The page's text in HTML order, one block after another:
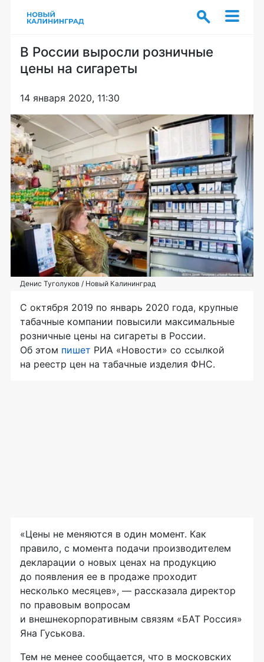
В России выросли розничные
цены на сигареты
14 января 2020, 11:30
Денис Туголуков / Новый Калининград
С октября 2019 по январь 2020 года, крупные
табачные компании повысили максимальные
розничные цены на сигареты в России.
Об этом пишет РИА «Новости» со ссылкой
на реестр цен на табачные изделия ФНС.
«Цены не меняются в один момент. Как
правило, с момента подачи производителем
декларации о новых ценах на продукцию
до появления ее в продаже проходит
несколько месяцев», — рассказала директор
по правовым вопросам
и внешнекорпоративным связям «БАТ Россия»
Яна Гуськова.
Тем не менее сообщается, что в московских